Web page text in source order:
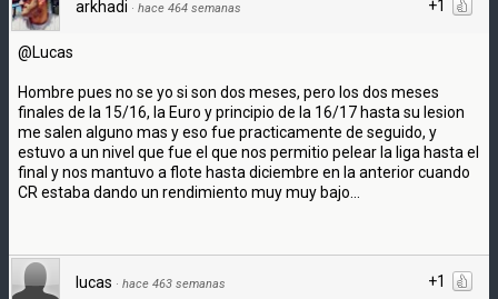
+1
arkhadi · hace 464 semanas
@Lucas
Hombre pues no se yo si son dos meses, pero los dos meses
finales de la 15/16, la Euro y principio de la 16/17 hasta su lesion
me salen alguno mas y eso fue practicamente de seguido, y
estuvo a un nivel que fue el que nos permitio pelear la liga hasta el
final y nos mantuvo a flote hasta diciembre en la anterior cuando
CR estaba dando un rendimiento muy muy bajo...
+1
lucas · hace 463 semanas